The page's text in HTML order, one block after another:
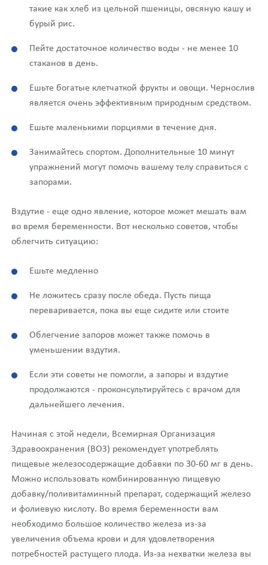
такие как хлеб из цельной пшеницы, овсяную кашу и
бурый рис.
Пейте достаточное количество воды - не менее 10
стаканов в день.
Ешьте богатые клетчаткой фрукты и овощи. Чернослив
является очень эффективным природным средством.
Ешьте маленькими порциями в течение дня.
Занимайтесь спортом. Дополнительные 10 минут
упражнений могут помочь вашему телу справиться с
запорами.
Вздутие - еще одно явление, которое может мешать вам
во время беременности. Вот несколько советов, чтобы
облегчить ситуацию:
Ешьте медленно
Не ложитесь сразу после обеда. Пусть пища
переваривается, пока вы еще сидите или стоите
Облегчение запоров может также помочь в
уменьшении вздутия.
Если эти советы не помогли, а запоры и вздутие
продолжаются - проконсультируйтесь с врачом для
дальнейшего лечения.
Начиная с этой недели, Всемирная Организация
Здравоохранения (ВОЗ) рекомендует употреблять
пищевые железосодержащие добавки по 30-60 мг в день.
Можно использовать комбинированную пищевую
добавку/поливитаминный препарат, содержащий железо
и фолиевую кислоту. Во время беременности вам
необходимо большое количество железа из-за
увеличения объема крови и для удовлетворения
потребностей растущего плода. Из-за нехватки железа вы